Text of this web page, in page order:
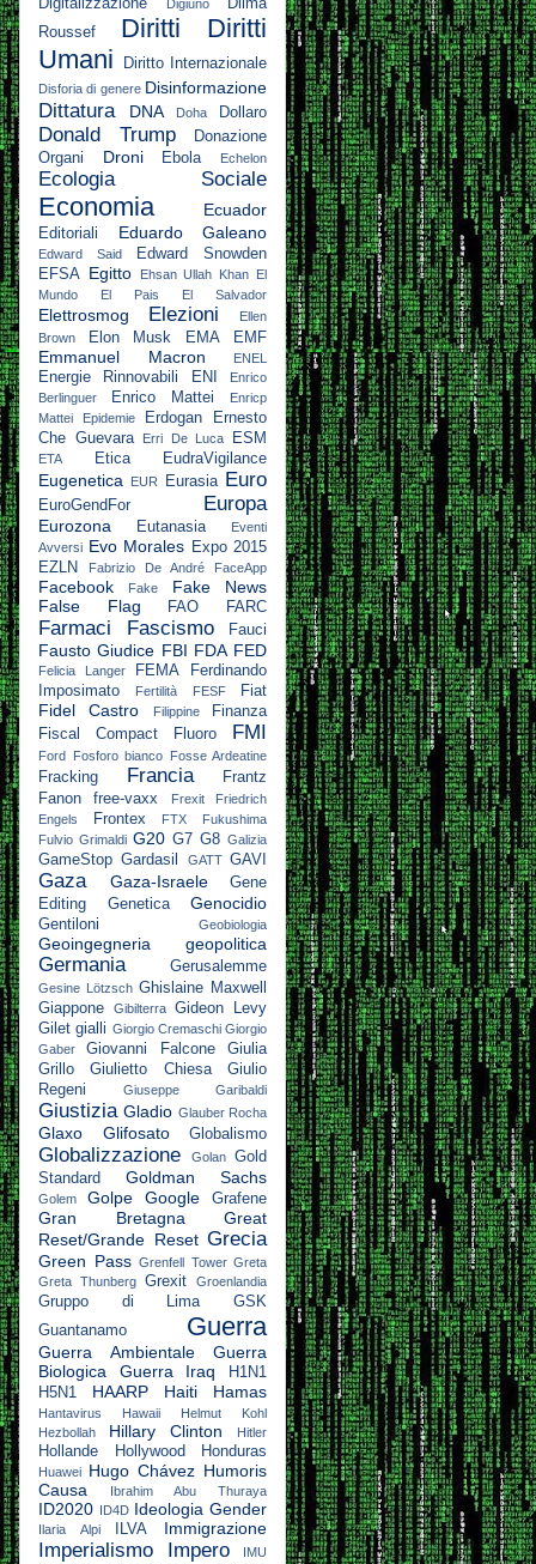
Digitalizzazione Digiuno
Dilma
Roussef
Diritti
Diritti
Umani
Diritto Internazionale
Disforia di genere Disinformazione
Dittatura DNA Doha Dollaro
Donald Trump
Donazione
Organi
Droni Ebola Echelon
Ecologia Sociale
Economia Ecuador
Editoriali Eduardo Galeano
Edward Said
Edward Snowden
EFSA Egitto Ehsan Ullah Khan El
Mundo
El Pais El Salvador
Elettrosmog Elezioni
Ellen
Brown
Elon Musk EMA EMF
Emmanuel Macron ENEL
Energie Rinnovabili ENI
Enrico
Berlinguer
Enrico Mattei
Enricp
Mattei
Epidemie Erdogan
Ernesto
Che Guevara
Erri De Luca ESM
ETA Etica EudraVigilance
Eugenetica EUR Eurasia Euro
EuroGendFor Europa
Eurozona Eutanasia
Eventi
Avversi Evo Morales Expo 2015
EZLN
Fabrizio De André FaceApp
Facebook Fake
Fake News
False Flag
FAO FARC
Farmaci Fascismo Fauci
Fausto Giudice FBI FDA FED
Felicia Langer FEMA
Ferdinando
Imposimato
Fertilità FESF Fiat
Fidel Castro Filippine
Finanza
Fiscal Compact
Fluoro FMI
Ford Fosforo bianco Fosse Ardeatine
Fracking Francia
Frantz
Fanon
free-vaxx Frexit
Friedrich
Engels
Frontex FTX
Fukushima
Fulvio Grimaldi G20 G7 G8 Galizia
GameStop Gardasil GATT GAVI
Gaza Gaza-Israele
Gene
Editing
Genetica Genocidio
Gentiloni Geobiologia
Geoingegneria geopolitica
Germania Gerusalemme
Gesine Lötzsch Ghislaine Maxwell
Giappone
Gibilterra Gideon Levy
Gilet gialli Giorgio Cremaschi Giorgio
Gaber
Giovanni Falcone
Giulia
Grillo
Giulietto Chiesa
Giulio
Regeni
Giuseppe Garibaldi
Giustizia Gladio Glauber Rocha
Glaxo Glifosato Globalismo
Globalizzazione Golan Gold
Standard
Goldman Sachs
Golem Golpe Google Grafene
Gran Bretagna
Great
Reset/Grande Reset Grecia
Green Pass Grenfell Tower Greta
Greta Thunberg Grexit Groenlandia
Gruppo di Lima
GSK
Guantanamo
Guerra
Guerra Ambientale
Guerra
Biologica
Guerra Iraq
H1N1
H5N1
HAARP Haiti Hamas
Hantavirus Hawaii
Helmut Kohl
Hezbollah
Hillary Clinton Hitler
Hollande Hollywood Honduras
Huawei Hugo Chávez Humoris
Causa
Ibrahim Abu Thuraya
ID2020 ID4D Ideologia Gender
Ilaria Alpi ILVA Immigrazione
Imperialismo Impero IMU